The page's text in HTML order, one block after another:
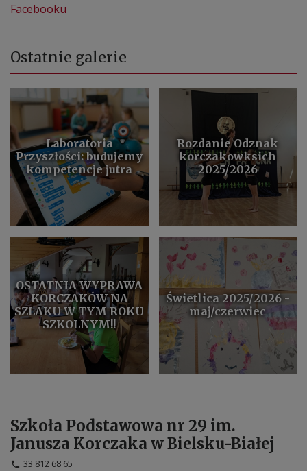
Facebooku
Ostatnie galerie
Laboratoria
Przyszłości: budujemy
kompetencje jutra
Rozdanie Odznak
korczakowksich
2025/2026
OSTATNIA WYPRAWA
KORCZAKÓW NA
SZLAKU W TYM ROKU
SZKOLNYM!!
Świetlica 2025/2026 -
maj/czerwiec
Szkoła Podstawowa nr 29 im.
Janusza Korczaka w Bielsku-Białej
33 812 68 65